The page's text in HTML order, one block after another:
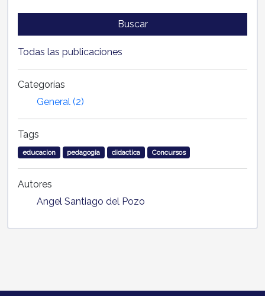
Buscar
Todas las publicaciones
Categorías
General (2)
Tags
educacion pedagogia didactica Concursos
Autores
Angel Santiago del Pozo